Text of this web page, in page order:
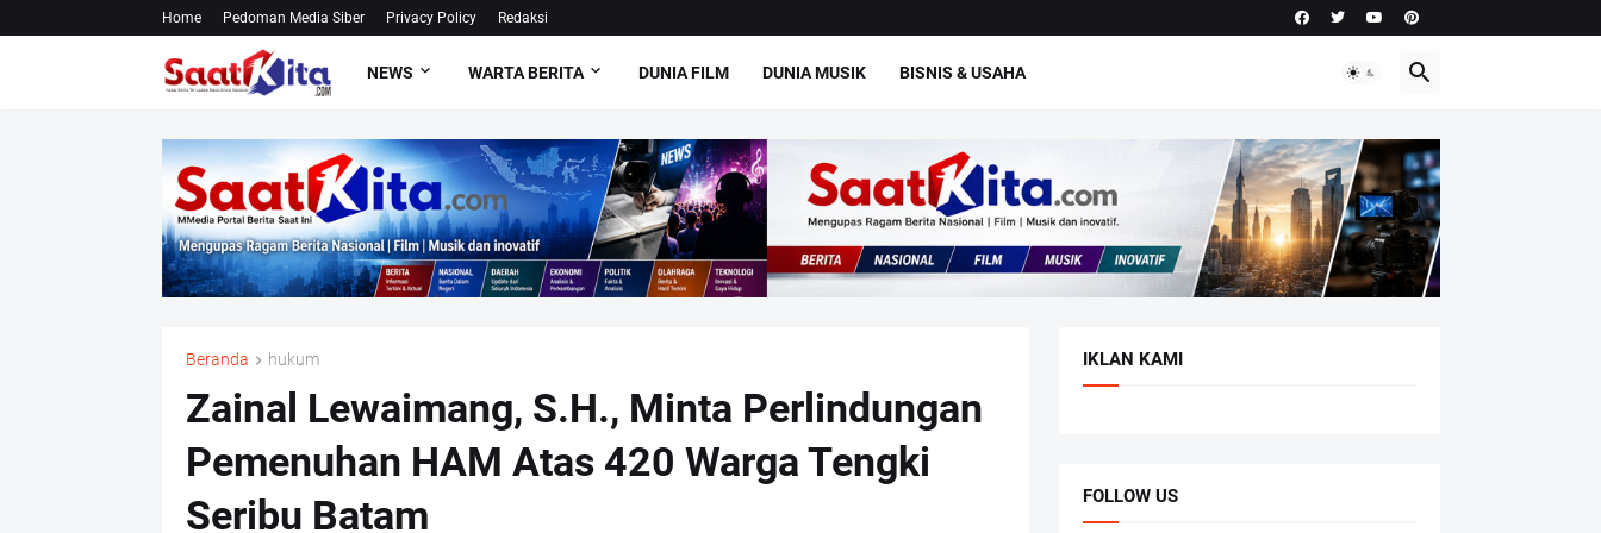
Home Pedoman Media Siber Privacy Policy Redaksi
NEWS WARTA BERITA DUNIA FILM DUNIA MUSIK BISNIS & USAHA
Beranda hukum
Zainal Lewaimang, S.H., Minta Perlindungan
Pemenuhan HAM Atas 420 Warga Tengki
Seribu Batam
IKLAN KAMI
FOLLOW US